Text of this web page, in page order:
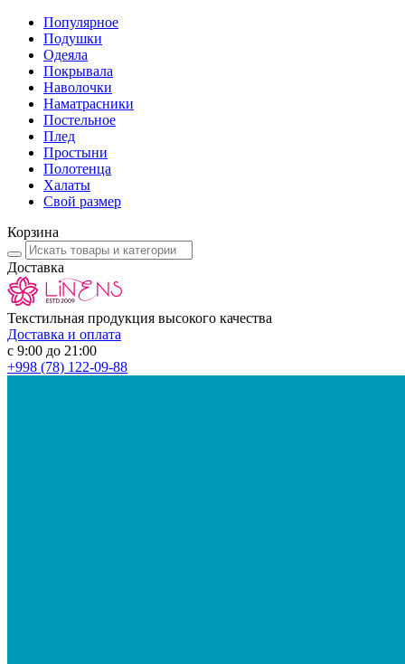
Популярное
Подушки
Одеяла
Покрывала
Наволочки
Наматрасники
Постельное
Плед
Простыни
Полотенца
Халаты
Свой размер
Корзина
Доставка
Текстильная продукция высокого качества
Доставка и оплата
с 9:00 до 21:00
+998 (78) 122-09-88